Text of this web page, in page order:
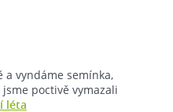
vyndáme semínka,
poctivě vymazali
léta